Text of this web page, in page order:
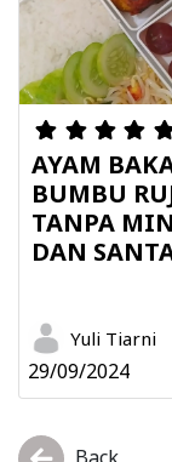
AYAM
BUMBU
TANPA
DAN
Yuli Tiarni
29/09/2024
Back